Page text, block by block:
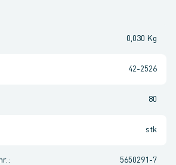
0,030 Kg
42-2526
80
stk
: 5650291-7